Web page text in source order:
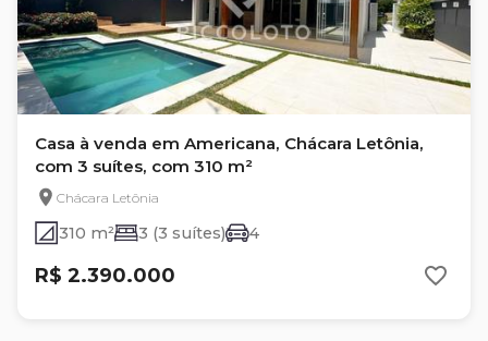
Casa à venda em Americana, Chácara Letônia,
com 3 suítes, com 310 m²
Chácara Letônia
310 m² 3 (3 suítes) 4
R$ 2.390.000